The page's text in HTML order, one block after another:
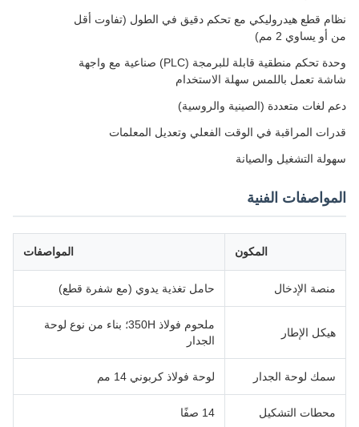
نظام قطع هيدروليكي مع تحكم دقيق في الطول (تفاوت أقل
من أو يساوي 2 مم)
وحدة تحكم منطقية قابلة للبرمجة (PLC) صناعية مع واجهة
شاشة تعمل باللمس سهلة الاستخدام
دعم لغات متعددة (الصينية والروسية)
قدرات المراقبة في الوقت الفعلي وتعديل المعلمات
سهولة التشغيل والصيانة
المواصفات الفنية
المكون المواصفات
منصة الإدخال حامل تغذية يدوي (مع شفرة قطع)
هيكل الإطار
ملحوم فولاذ 350H؛ بناء من نوع لوحة
الجدار
سمك لوحة الجدار لوحة فولاذ كربوني 14 مم
محطات التشكيل 14 صفًا